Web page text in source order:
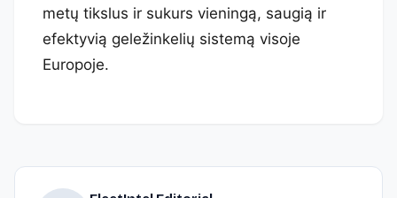
metų tikslus ir sukurs vieningą, saugią ir
efektyvią geležinkelių sistemą visoje
Europoje.